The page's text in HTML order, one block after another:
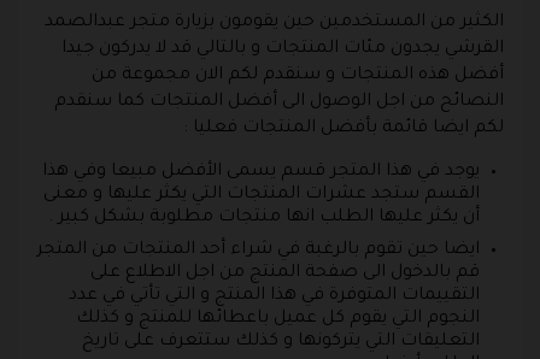
الكثير من المستخدمين حين يقومون بزيارة متجر عبدالصمد
القرشي يجدون مئات المنتجات و بالتالي قد لا يدركون جيدا
أفضل هذه المنتجات و سنقدم لكم الان مجموعة من
النصائح من اجل الوصول الى أفضل المنتجات كما سنقدم
لكم ايضا قائمة بأفضل المنتجات فعليا :
يوجد في هذا المتجر قسم يسمى الأفضل مبيعا وفي هذا
القسم ستجد عشرات المنتجات التي يكثر عليها و معنى
أن يكثر عليها الطلب انها منتجات مطلوبة بشكل كبير .
ايضا حين تقوم بالرغبة في شراء أحد المنتجات من المتجر
قم بالدخول الى صفحة المنتج من اجل الاطلاع على
التقييمات المتوفرة في هذا المنتج و التي تأتي في عدد
النجوم التي يقوم كل عميل باعطائها للمنتج و كذلك
التعليقات التي يتركونها و كذلك ستتعرف على تاريخ